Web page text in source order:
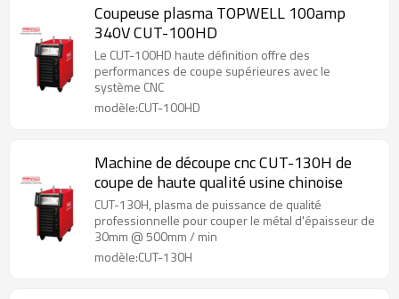
Coupeuse plasma TOPWELL 100amp
340V CUT-100HD
Le CUT-100HD haute définition offre des
performances de coupe supérieures avec le
système CNC
modèle:CUT-100HD
Machine de découpe cnc CUT-130H de
coupe de haute qualité usine chinoise
CUT-130H, plasma de puissance de qualité
professionnelle pour couper le métal d'épaisseur de
30mm @ 500mm / min
modèle:CUT-130H